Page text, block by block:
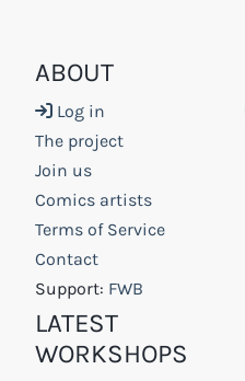
ABOUT
Log in
The project
Join us
Comics artists
Terms of Service
Contact
Support: FWB
LATEST
WORKSHOPS